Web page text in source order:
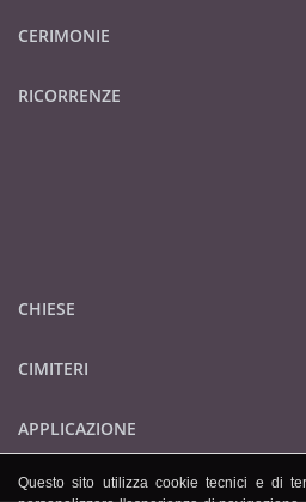
CERIMONIE
RICORRENZE
CHIESE
CIMITERI
APPLICAZIONE
Questo sito utilizza cookie tecnici e di